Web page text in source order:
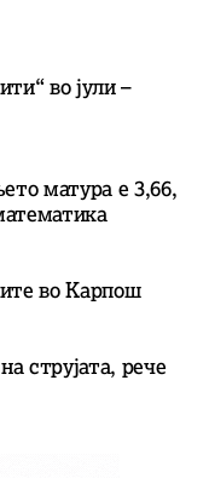
во јули –
матура е 3,66,
во Карпош
струјата, рече